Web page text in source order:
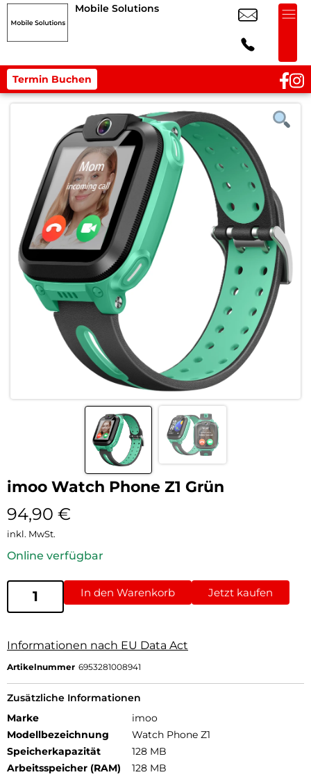
Mobile Solutions
Termin Buchen
imoo Watch Phone Z1 Grün
94,90 €
inkl. MwSt.
Online verfügbar
In den Warenkorb Jetzt kaufen
Informationen nach EU Data Act
Artikelnummer 6953281008941
Zusätzliche Informationen
Marke
imoo
Modellbezeichnung
Watch Phone Z1
Speicherkapazität
128 MB
Arbeitsspeicher (RAM)
128 MB